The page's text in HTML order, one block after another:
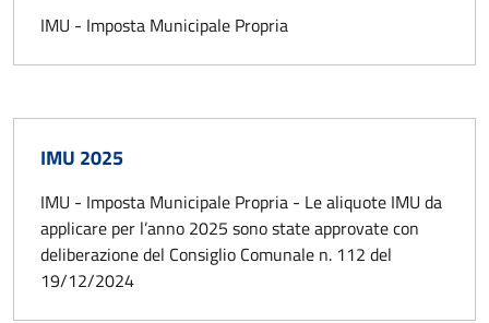
IMU - Imposta Municipale Propria
IMU 2025
IMU - Imposta Municipale Propria - Le aliquote IMU da
applicare per l’anno 2025 sono state approvate con
deliberazione del Consiglio Comunale n. 112 del
19/12/2024